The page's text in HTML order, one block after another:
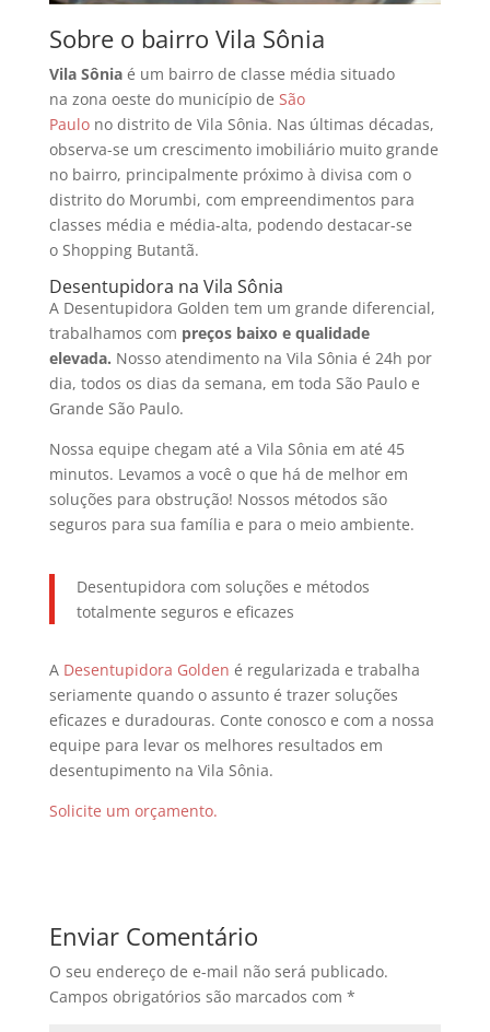
Sobre o bairro Vila Sônia
Vila Sôniaé um bairro de classe média situado
na zona oeste do município de São
Paulono distrito de Vila Sônia. Nas últimas décadas,
observa-se um crescimento imobiliário muito grande
no bairro, principalmente próximo à divisa com o
distrito do Morumbi, com empreendimentos para
classes média e média-alta, podendo destacar-se
o Shopping Butantã.
Desentupidora na Vila Sônia
A Desentupidora Golden tem um grande diferencial,
trabalhamos com preços baixo e qualidade
elevada. Nosso atendimento na Vila Sônia é 24h por
dia, todos os dias da semana, em toda São Paulo e
Grande São Paulo.
Nossa equipe chegam até a Vila Sônia em até 45
minutos. Levamos a você o que há de melhor em
soluções para obstrução! Nossos métodos são
seguros para sua família e para o meio ambiente.
Desentupidora com soluções e métodos
totalmente seguros e eficazes
A Desentupidora Golden é regularizada e trabalha
seriamente quando o assunto é trazer soluções
eficazes e duradouras. Conte conosco e com a nossa
equipe para levar os melhores resultados em
desentupimento na Vila Sônia.
Solicite um orçamento.
Enviar Comentário
O seu endereço de e-mail não será publicado.
Campos obrigatórios são marcados com *